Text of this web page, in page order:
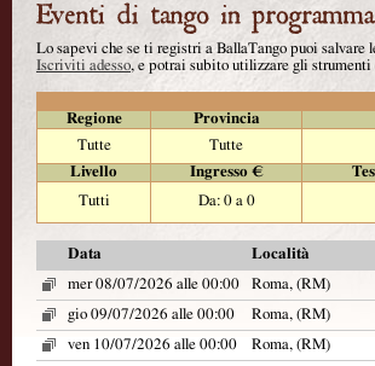
Lo sapevi che se ti registri a BallaTango puoi
Iscriviti adesso, e potrai subito utilizzare gli
Regione
Provincia
Tutte
Tutte
Livello
Ingresso €
Tutti
Da: 0 a 0
Data Località
mer 08/07/2026 alle 00:00
Roma, (RM)
gio 09/07/2026 alle 00:00
Roma, (RM)
ven 10/07/2026 alle 00:00
Roma, (RM)